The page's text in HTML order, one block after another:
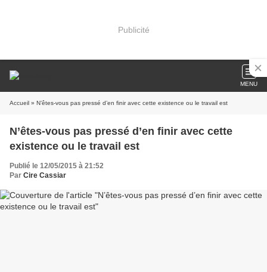
Publicité
MENU
Accueil » N’êtes-vous pas pressé d’en finir avec cette existence ou le travail est
N’êtes-vous pas pressé d’en finir avec cette
existence ou le travail est
Publié le 12/05/2015 à 21:52
Par Cire Cassiar